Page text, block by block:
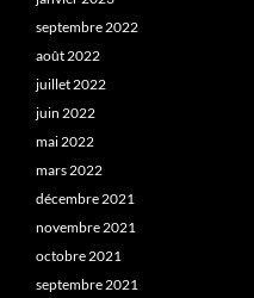
septembre 2022
août 2022
juillet 2022
juin 2022
mai 2022
mars 2022
décembre 2021
novembre 2021
octobre 2021
septembre 2021